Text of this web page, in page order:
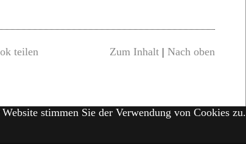
teilen Zum Inhalt | Nach oben
stimmen Sie der Verwendung von Cookies zu.